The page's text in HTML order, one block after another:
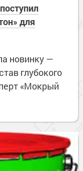
для
новинку —
глубокого
«Мокрый